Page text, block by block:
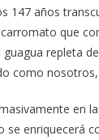
147 años
que
repleta
como
en
se enriquecerá